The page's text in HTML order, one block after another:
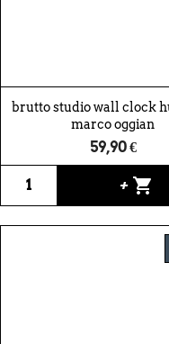
brutto studio wall clock
marco oggian
59,90 €
+ shopping_cart